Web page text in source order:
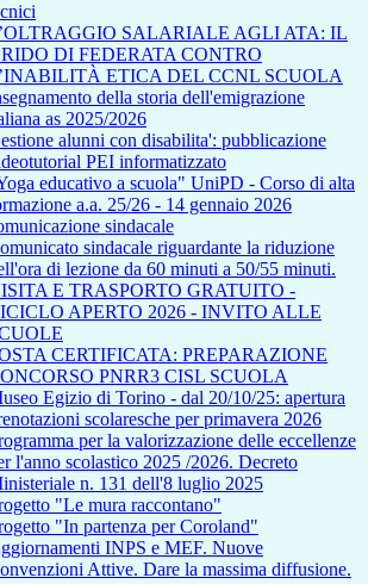
SALARIALE AGLI ATA: IL
DI FEDERATA CONTRO
ETICA DEL CCNL SCUOLA
della storia dell'emigrazione
as 2025/2026
alunni con disabilita': pubblicazione
PEI informatizzato
educativo a scuola" UniPD - Corso di alta
a.a. 25/26 - 14 gennaio 2026
sindacale
sindacale riguardante la riduzione
di lezione da 60 minuti a 50/55 minuti.
E TRASPORTO GRATUITO -
APERTO 2026 - INVITO ALLE
CERTIFICATA: PREPARAZIONE
PNRR3 CISL SCUOLA
Egizio di Torino - dal 20/10/25: apertura
scolaresche per primavera 2026
per la valorizzazione delle eccellenze
l'anno scolastico 2025 /2026. Decreto
n. 131 dell'8 luglio 2025
"Le mura raccontano"
"In partenza per Coroland"
INPS e MEF. Nuove
Attive. Dare la massima diffusione.